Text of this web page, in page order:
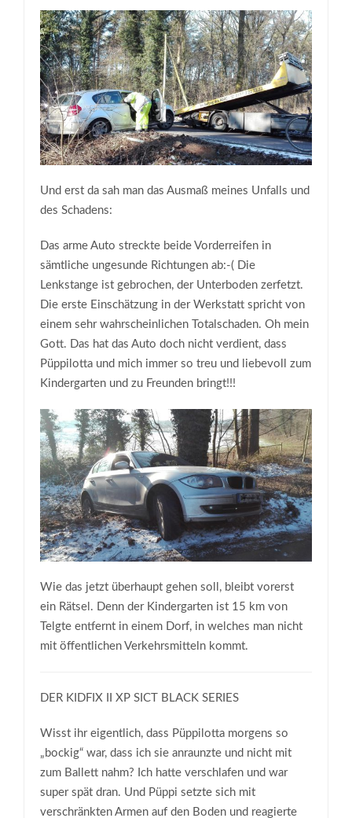
Und erst da sah man das Ausmaß meines Unfalls und
des Schadens:
Das arme Auto streckte beide Vorderreifen in
sämtliche ungesunde Richtungen ab:-( Die
Lenkstange ist gebrochen, der Unterboden zerfetzt.
Die erste Einschätzung in der Werkstatt spricht von
einem sehr wahrscheinlichen Totalschaden. Oh mein
Gott. Das hat das Auto doch nicht verdient, dass
Püppilotta und mich immer so treu und liebevoll zum
Kindergarten und zu Freunden bringt!!!
Wie das jetzt überhaupt gehen soll, bleibt vorerst
ein Rätsel. Denn der Kindergarten ist 15 km von
Telgte entfernt in einem Dorf, in welches man nicht
mit öffentlichen Verkehrsmitteln kommt.
DER KIDFIX II XP SICT BLACK SERIES
Wisst ihr eigentlich, dass Püppilotta morgens so
„bockig“ war, dass ich sie anraunzte und nicht mit
zum Ballett nahm? Ich hatte verschlafen und war
super spät dran. Und Püppi setzte sich mit
verschränkten Armen auf den Boden und reagierte